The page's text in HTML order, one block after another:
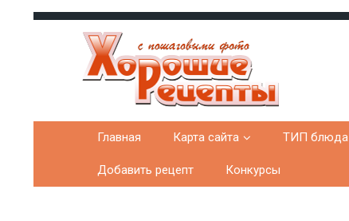
Хорошие рецепты
домашних блюд с фото
Главная Карта сайта ТИП блюда
Добавить рецепт Конкурсы